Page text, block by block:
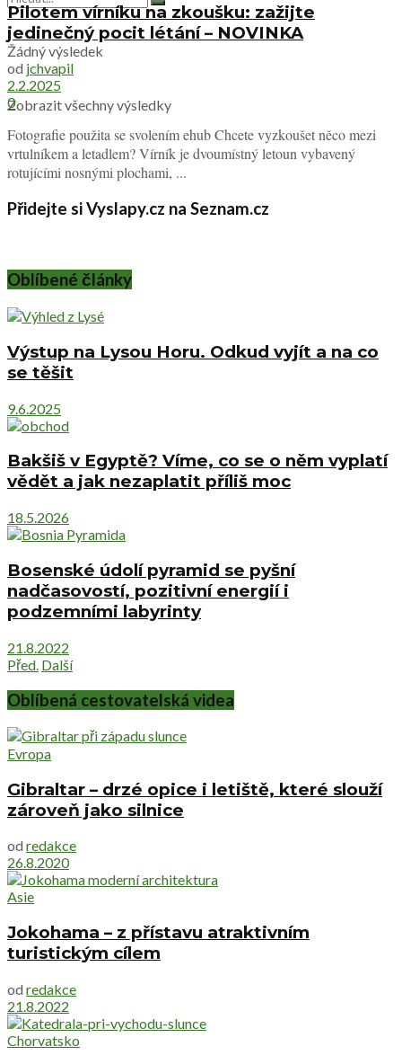
Žádný výsledek
Zobrazit všechny výsledky
Pilotem vírníku na zkoušku: zažijte
jedinečný pocit létání – NOVINKA
od jchvapil
2.2.2025
0
Fotografie použita se svolením ehub Chcete vyzkoušet něco mezi
vrtulníkem a letadlem? Vírník je dvoumístný letoun vybavený
rotujícími nosnými plochami, ...
Přidejte si Vyslapy.cz na Seznam.cz
Oblíbené články
Výstup na Lysou Horu. Odkud vyjít a na co
se těšit
9.6.2025
Bakšiš v Egyptě? Víme, co se o něm vyplatí
vědět a jak nezaplatit příliš moc
18.5.2026
Bosenské údolí pyramid se pyšní
nadčasovostí, pozitivní energií i
podzemními labyrinty
21.8.2022
Před. Další
Oblíbená cestovatelská videa
Evropa
Gibraltar – drzé opice i letiště, které slouží
zároveň jako silnice
od redakce
26.8.2020
Asie
Jokohama – z přístavu atraktivním
turistickým cílem
od redakce
21.8.2022
Chorvatsko